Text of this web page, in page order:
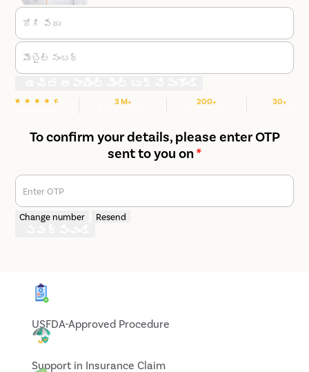
రోగి పేరు
మొబైల్ నంబర్
3 M+ 200+ 30+
To confirm your details, please enter OTP
sent to you on*
Enter OTP
Change number Resend
USFDA-Approved Procedure
Support in Insurance Claim